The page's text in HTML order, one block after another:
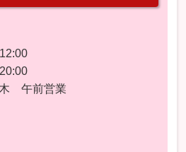
午前営業